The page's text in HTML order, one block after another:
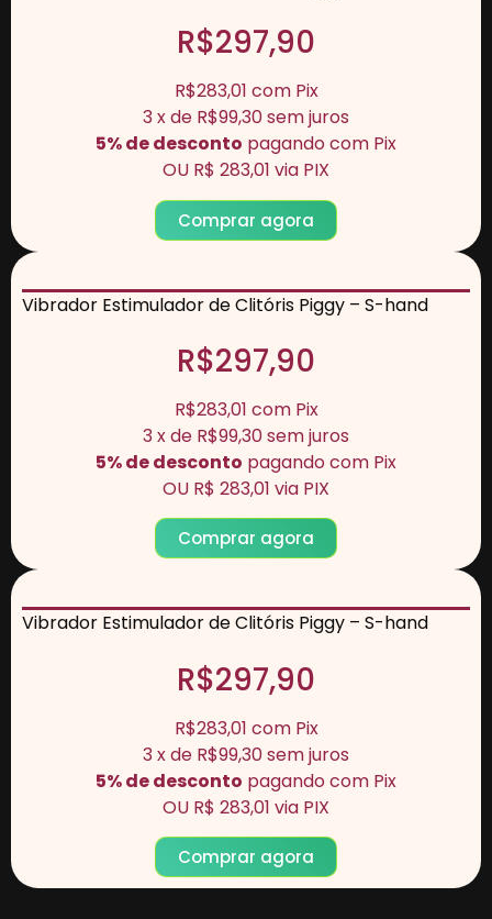
R$297,90
R$283,01 com Pix
3x de R$99,30sem juros
5% de desconto pagando com Pix
OU R$ 283,01 via PIX
Comprar agora
Vibrador Estimulador de Clitóris Piggy – S-hand
R$297,90
R$283,01 com Pix
3x de R$99,30sem juros
5% de desconto pagando com Pix
OU R$ 283,01 via PIX
Comprar agora
Vibrador Estimulador de Clitóris Piggy – S-hand
R$297,90
R$283,01 com Pix
3x de R$99,30sem juros
5% de desconto pagando com Pix
OU R$ 283,01 via PIX
Comprar agora